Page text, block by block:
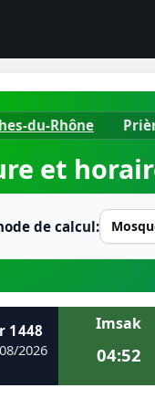
Horaires
Heure de
Ramadan
du-Rhône
et
de calcul:
1448
2026
Imsak
04:52